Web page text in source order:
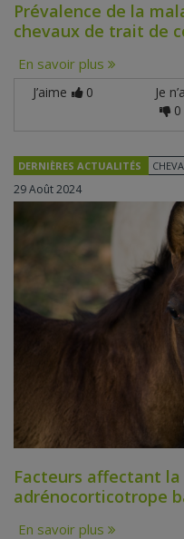
Prévalence de la
chevaux de trait de
En savoir plus
J’aime 0
Je
0
DERNIÈRES ACTUALITÉS
29 Août 2024
Facteurs affectant
adrénocorticotrope
En savoir plus